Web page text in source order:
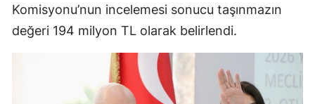
Komisyonu’nun incelemesi sonucu taşınmazın
değeri 194 milyon TL olarak belirlendi.